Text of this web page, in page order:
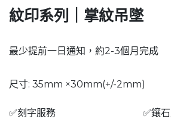
紋印系列｜掌紋吊墜
最少提前一日通知，約2-3個月完成
尺寸: 35mm ×30mm(+/-2mm)
✅刻字服務 ✅鑲